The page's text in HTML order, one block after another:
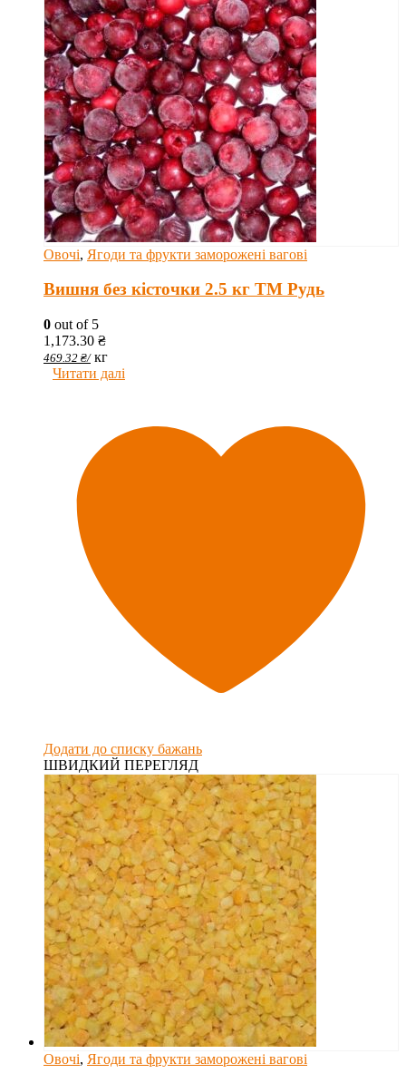
Овочі, Ягоди та фрукти заморожені вагові
Вишня без кісточки 2.5 кг ТМ Рудь
0 out of 5
1,173.30 ₴
469.32 ₴/ кг
Читати далі
Додати до списку бажань
ШВИДКИЙ ПЕРЕГЛЯД
Овочі, Ягоди та фрукти заморожені вагові